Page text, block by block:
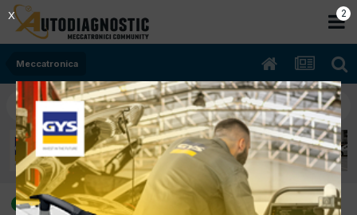
Meccatronica
risolto
[passat 10/2008 1968cc bkp 103Kw
1
X